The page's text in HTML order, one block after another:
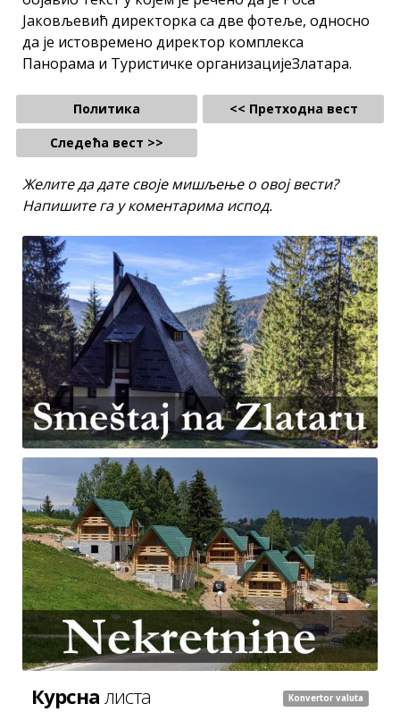
Јаковљевић директорка са две фотеље, односно
да је истовремено директор комплекса
Панорама и Туристичке организацијеЗлатара.
Политика
<< Претходна вест
Следећа вест >>
Желите да дате своје мишљење о овој вести?
Напишите га у коментарима испод.
Курсна листа Konvertor valuta